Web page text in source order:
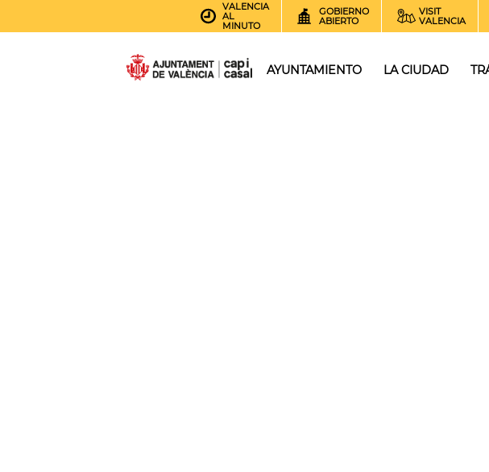
VALENCIA
AL
MINUTO
GOBIERNO
ABIERTO
VISIT
VALENCIA
AYUNTAMIENTO LA CIUDAD